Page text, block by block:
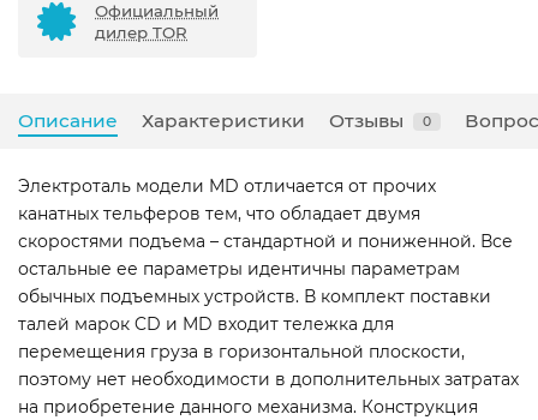
Официальный
дилер TOR
Описание Характеристики Отзывы 0
Электроталь модели MD отличается от прочих
канатных тельферов тем, что обладает двумя
скоростями подъема – стандартной и пониженной. Все
остальные ее параметры идентичны параметрам
обычных подъемных устройств. В комплект поставки
талей марок CD и MD входит тележка для
перемещения груза в горизонтальной плоскости,
поэтому нет необходимости в дополнительных затратах
на приобретение данного механизма. Конструкция